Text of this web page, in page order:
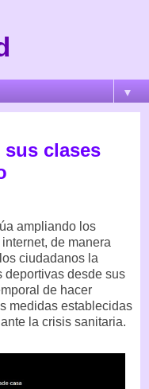
▼
clases
ampliando los
de manera
ciudadanos la
deportivas desde sus
de hacer
medidas establecidas
la crisis sanitaria.